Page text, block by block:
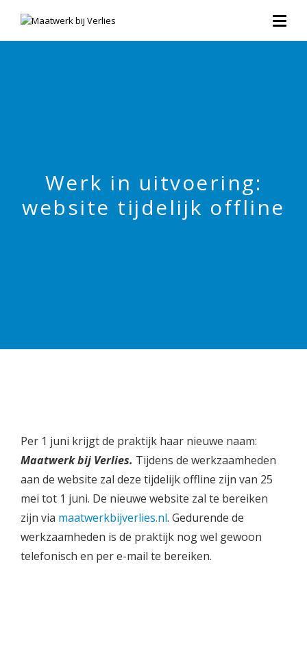
Werk in uitvoering:
website tijdelijk offline
Per 1 juni krijgt de praktijk haar nieuwe naam:
Maatwerk bij Verlies. Tijdens de werkzaamheden
aan de website zal deze tijdelijk offline zijn van 25
mei tot 1 juni. De nieuwe website zal te bereiken
zijn via maatwerkbijverlies.nl. Gedurende de
werkzaamheden is de praktijk nog wel gewoon
telefonisch en per e-mail te bereiken.